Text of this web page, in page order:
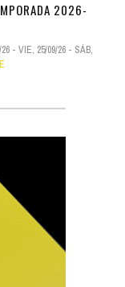
2026-
- VIE, 25/09/26 - SÁB,